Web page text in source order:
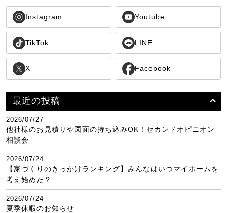
最近の投稿
2026/07/27
他社様のお見積りや図面の持ち込みOK！セカンドオピニオン
相談会
2026/07/24
【家づくりのきっかけランキング】みんなはいつマイホームを
考え始めた？
2026/07/24
夏季休暇のお知らせ
Instagram Youtube
TikTok LINE
X Facebook